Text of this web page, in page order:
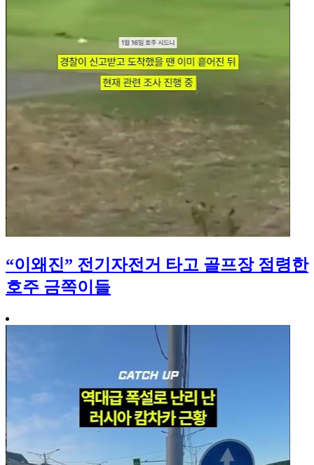
“이왜진” 전기자전거 타고 골프장 점령한
호주 금쪽이들